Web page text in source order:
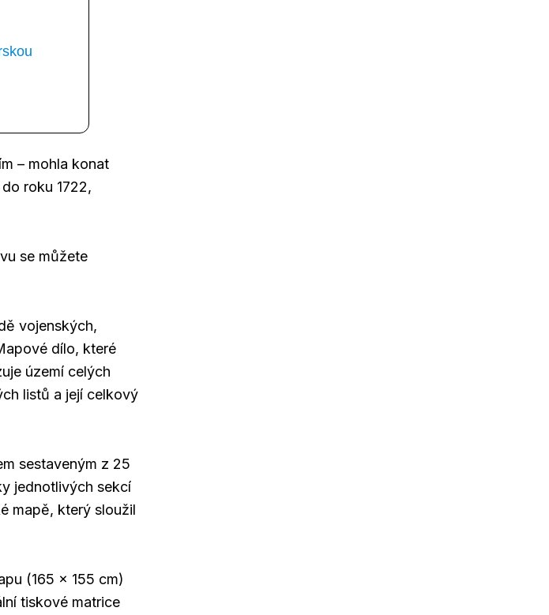
– mohla konat
roku 1722,
se můžete
vojenských,
dílo, které
území celých
listů a její celkový
sestaveným z 25
jednotlivých sekcí
mapě, který sloužil
(165 x 155 cm)
tiskové matrice